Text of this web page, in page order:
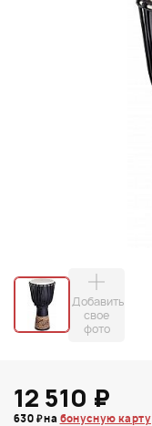
Добавить
свое
фото
12 510 ₽
630 ₽ на бонусную карту